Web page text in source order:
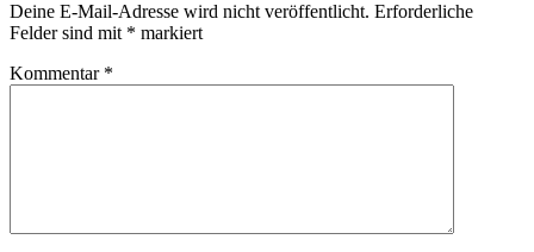
Deine E-Mail-Adresse wird nicht veröffentlicht. Erforderliche
Felder sind mit * markiert
Kommentar *